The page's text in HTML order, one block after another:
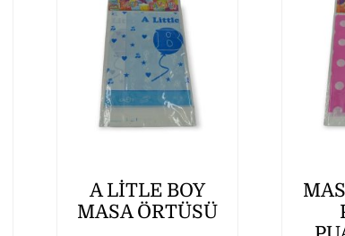
A LİTLE BOY
MASA ÖRTÜSÜ